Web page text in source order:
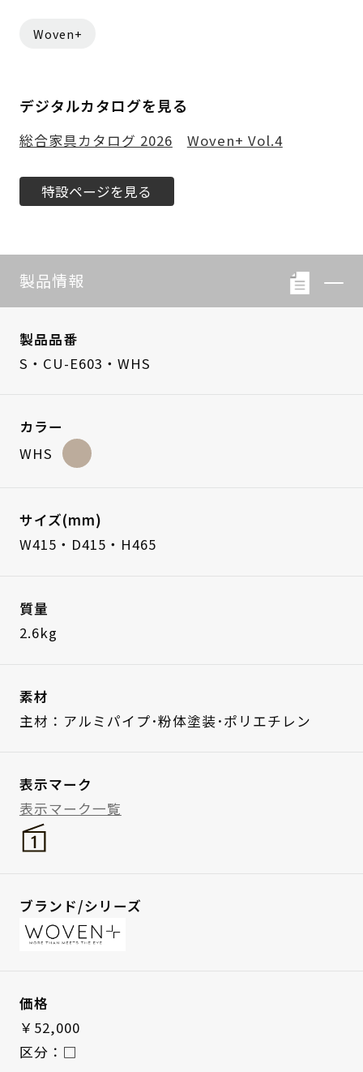
Woven+
デジタルカタログを見る
総合家具カタログ 2026 Woven+ Vol.4
特設ページを見る
製品情報
製品品番
S・CU-E603・WHS
カラー
WHS
サイズ(mm)
W415・D415・H465
質量
2.6kg
素材
主材：アルミパイプ･粉体塗装･ポリエチレン
表示マーク
表示マーク一覧
ブランド/シリーズ
価格
￥52,000
区分：□